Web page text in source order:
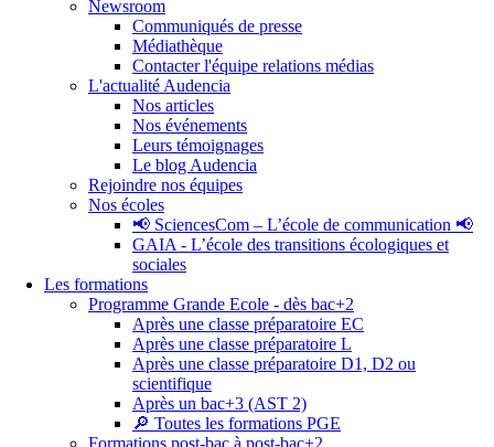
Newsroom
Communiqués de presse
Médiathèque
Contacter l'équipe relations médias
L'actualité Audencia
Nos articles
Nos événements
Leurs témoignages
Le blog Audencia
Rejoindre nos équipes
Nos écoles
📢 SciencesCom – L’école de communication 📢
GAIA - L’école des transitions écologiques et
sociales
Les formations
Programme Grande Ecole - dès bac+2
Après une classe préparatoire EC
Après une classe préparatoire L
Après une classe préparatoire D1, D2 ou
scientifique
Après un bac+3 (AST 2)
🔎 Toutes les formations PGE
Formations post-bac à post-bac+2